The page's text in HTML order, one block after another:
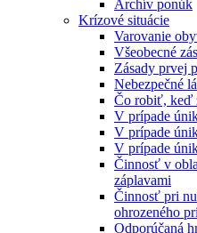
Archív ponúk
Krízové situácie
Varovanie
Všeobecné
Zásady prvej
Nebezpečné
Čo robiť, keď
V prípade
V prípade
V prípade
Činnosť v
záplavami
Činnosť pri
ohrozeného
Odporúčaná